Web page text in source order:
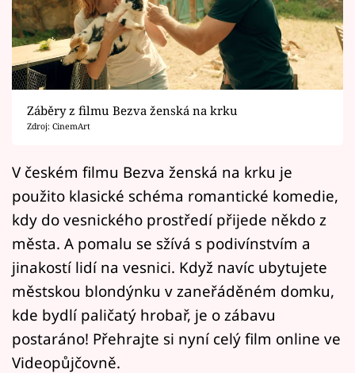
Horoskopy
Sledujte prima+
Filmový festival Karlovy Vary
Pořady
Mámy sobě
Přihlášení
Sledujte nás
Záběry z filmu Bezva ženská na krku
Zdroj: CinemArt
V českém filmu Bezva ženská na krku je
použito klasické schéma romantické komedie,
kdy do vesnického prostředí přijede někdo z
města. A pomalu se sžívá s podivínstvím a
jinakostí lidí na vesnici. Když navíc ubytujete
městskou blondýnku v zaneřáděném domku,
kde bydlí paličatý hrobař, je o zábavu
postaráno! Přehrajte si nyní celý film online ve
Videopůjčovně.